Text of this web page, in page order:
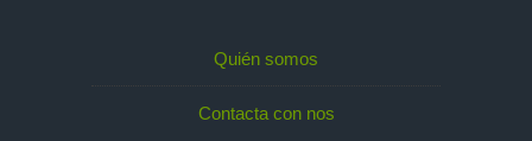
Quién somos
Contacta con nos